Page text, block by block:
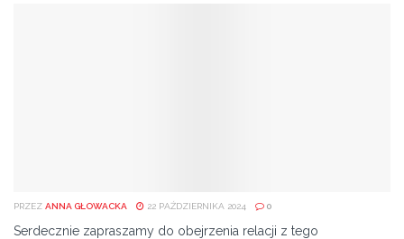
PRZEZ ANNA GŁOWACKA 22 PAŹDZIERNIKA 2024 0
Serdecznie zapraszamy do obejrzenia relacji z tego